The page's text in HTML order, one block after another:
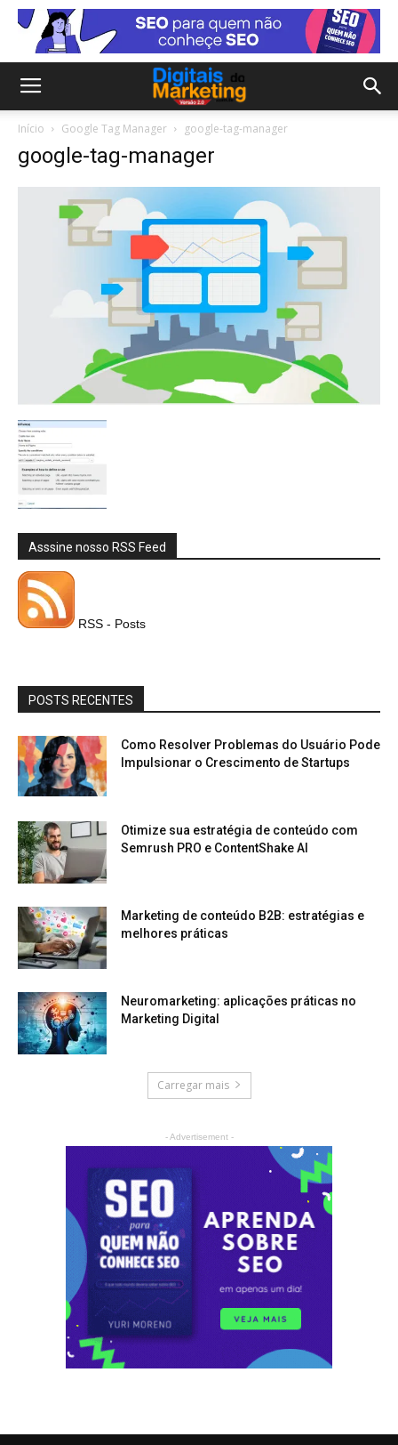
Início Google Tag Manager google-tag-manager
google-tag-manager
Asssine nosso RSS Feed
RSS - Posts
POSTS RECENTES
Como Resolver Problemas do Usuário Pode
Impulsionar o Crescimento de Startups
Otimize sua estratégia de conteúdo com
Semrush PRO e ContentShake AI
Marketing de conteúdo B2B: estratégias e
melhores práticas
Neuromarketing: aplicações práticas no
Marketing Digital
Carregar mais
- Advertisement -